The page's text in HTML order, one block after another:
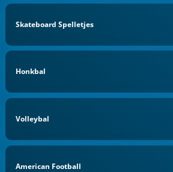
Skateboard Spelletjes
Honkbal
Volleybal
American Football